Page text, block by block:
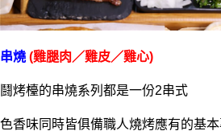
串燒 (雞腿肉／雞皮／雞心)
鬪烤檯的串燒系列都是一份2串式
色香味同時皆俱備職人燒烤應有的基